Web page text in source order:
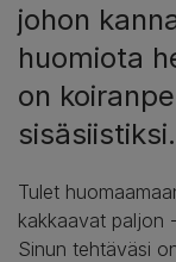
johon
huomiota
on
sisäsiistiksi.
Tulet
kakkaavat paljon
Sinun tehtäväsi